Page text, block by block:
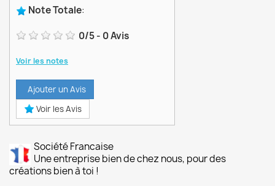
Note Totale:
0/5- 0Avis
Voir les notes
Ajouter un Avis
Voir les Avis
Société Francaise
Une entreprise bien de chez nous, pour des
créations bien à toi !